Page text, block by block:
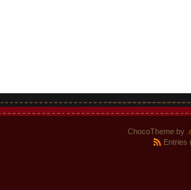
ChocoTheme by
Entries